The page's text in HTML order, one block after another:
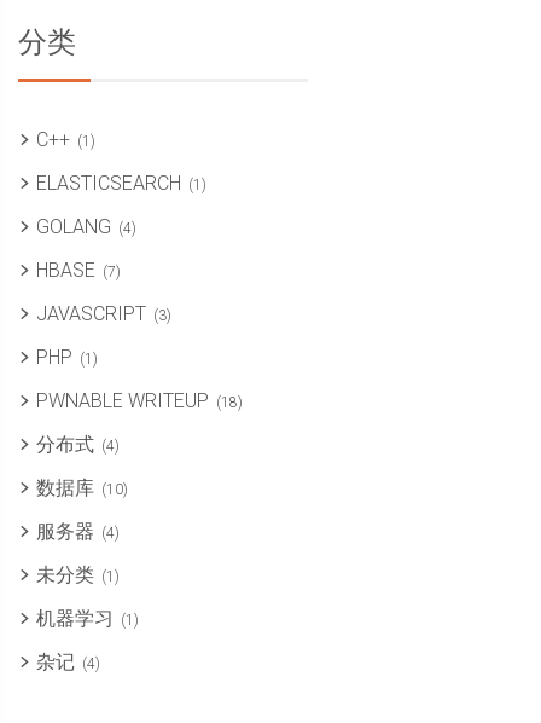
分类
C++ (1)
ELASTICSEARCH (1)
GOLANG (4)
HBASE (7)
JAVASCRIPT (3)
PHP (1)
PWNABLE WRITEUP (18)
分布式 (4)
数据库 (10)
服务器 (4)
未分类 (1)
机器学习 (1)
杂记 (4)